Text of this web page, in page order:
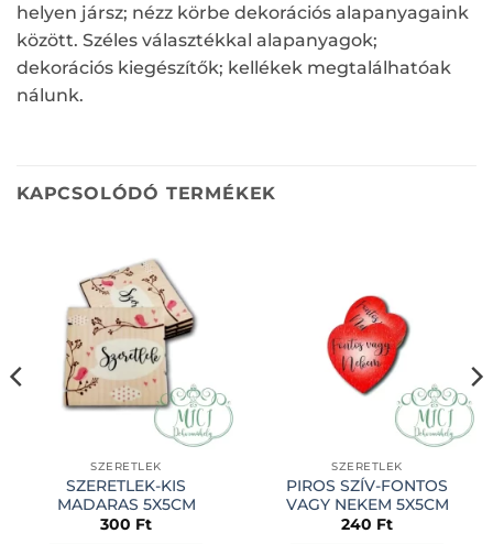
helyen jársz; nézz körbe dekorációs alapanyagaink
között. Széles választékkal alapanyagok;
dekorációs kiegészítők; kellékek megtalálhatóak
nálunk.
KAPCSOLÓDÓ TERMÉKEK
SZERETLEK
SZERETLEK-KIS
MADARAS 5X5CM
300 Ft
SZERETLEK
PIROS SZÍV-FONTOS
VAGY NEKEM 5X5CM
240 Ft